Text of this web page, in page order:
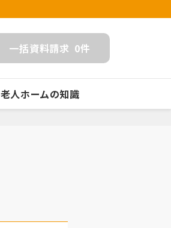
一括資料請求 0件
老人ホームの知識